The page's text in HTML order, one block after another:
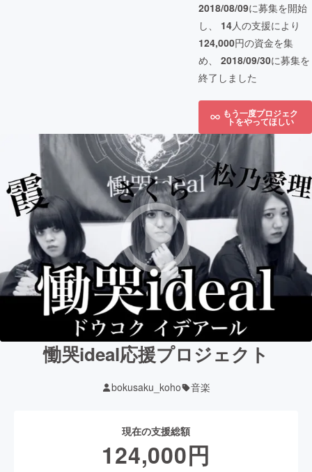
2018/08/09に募集を開始
し、 14人の支援により
124,000円の資金を集
め、 2018/09/30に募集を
終了しました
もう一度プロジェク
トをやってほしい
慟哭ideal応援プロジェクト
bokusaku_koho 音楽
現在の支援総額
124,000円